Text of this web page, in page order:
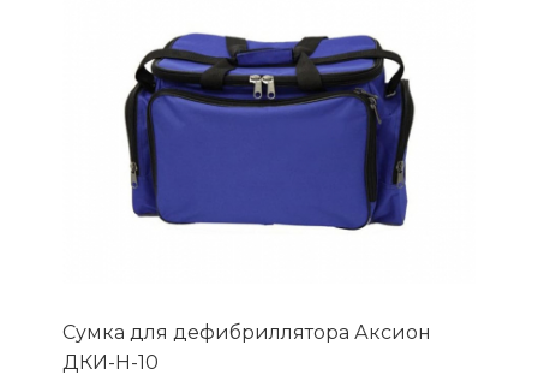
Сумка для дефибриллятора Аксион
ДКИ-Н-10